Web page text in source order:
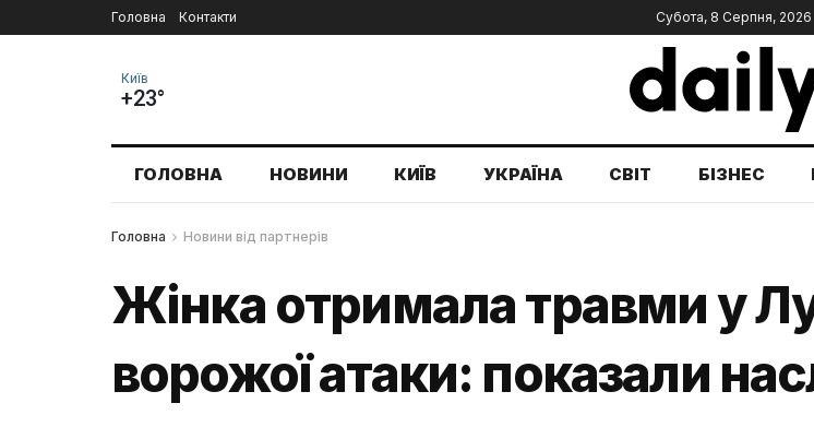
Головна Контакти Субота, 8 Серпня, 2026
Київ
+23°
ГОЛОВНА НОВИНИ КИЇВ УКРАЇНА СВІТ БІЗНЕС
Головна Новини від партнерів
Жінка отримала травми у
ворожої атаки: показали